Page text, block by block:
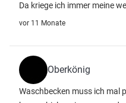
Da kriege ich immer meine
vor 11 Monate
Oberkönig
Waschbecken muss ich mal